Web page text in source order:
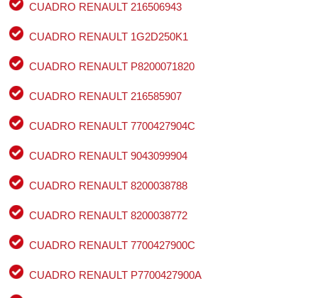
CUADRO RENAULT 216506943
CUADRO RENAULT 1G2D250K1
CUADRO RENAULT P8200071820
CUADRO RENAULT 216585907
CUADRO RENAULT 7700427904C
CUADRO RENAULT 9043099904
CUADRO RENAULT 8200038788
CUADRO RENAULT 8200038772
CUADRO RENAULT 7700427900C
CUADRO RENAULT P7700427900A